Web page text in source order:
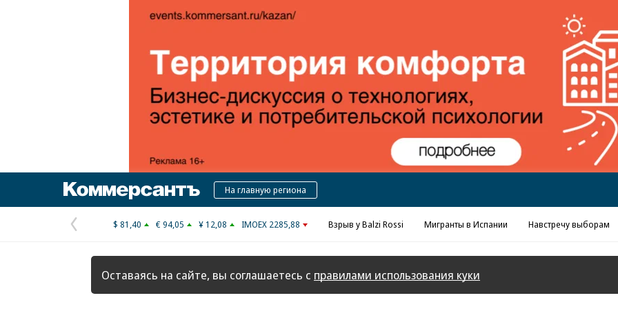
Реклама в «Ъ» www.kommersant.ru/ad
КоммерсантъНа главную региона
Предыдущая
страница
$ 81,40 € 94,05 ¥ 12,08 IMOEX 2285,88 Взрыв у Balzi Rossi Мигранты в Испании Навстречу выборам
Оставаясь на сайте, вы соглашаетесь с правилами использования куки